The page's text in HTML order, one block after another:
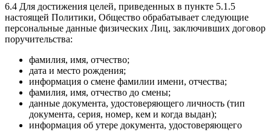
6.4 Для достижения целей, приведенных в пункте 5.1.5
настоящей Политики, Общество обрабатывает следующие
персональные данные физических Лиц, заключивших договор
поручительства:
фамилия, имя, отчество;
дата и место рождения;
информация о смене фамилии имени, отчества;
фамилия, имя, отчество до смены;
данные документа, удостоверяющего личность (тип
документа, серия, номер, кем и когда выдан);
информация об утере документа, удостоверяющего